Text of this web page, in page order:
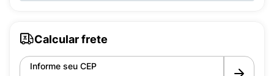
Calcular frete
Informe seu CEP